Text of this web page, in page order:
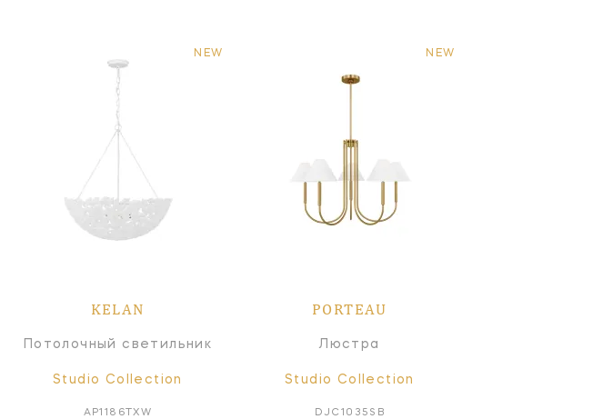
NEW
KELAN
Потолочный светильник
Studio Collection
AP1186TXW
NEW
PORTEAU
Люстра
Studio Collection
DJC1035SB